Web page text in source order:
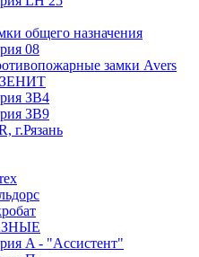
общего назначения
08
замки Avers
ЗЕНИТ
ЗВ4
ЗВ9
г.Рязань
A - "Ассистент"